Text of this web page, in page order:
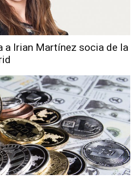
a Irian Martínez socia de la